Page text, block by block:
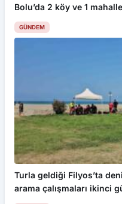
Bolu’da 2 köy ve 1
GÜNDEM
Turla geldiği Filyos’ta
arama çalışmaları ikinci